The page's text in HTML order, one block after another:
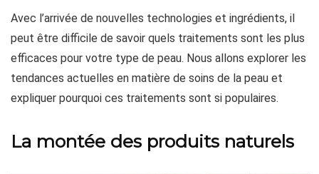
Avec l’arrivée de nouvelles technologies et ingrédients, il
peut être difficile de savoir quels traitements sont les plus
efficaces pour votre type de peau. Nous allons explorer les
tendances actuelles en matière de soins de la peau et
expliquer pourquoi ces traitements sont si populaires.
La montée des produits naturels